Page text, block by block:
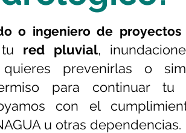
o ingeniero de proyectos
red pluvial,
prevenirlas o
para continuar tu
con el
u otras dependencias.